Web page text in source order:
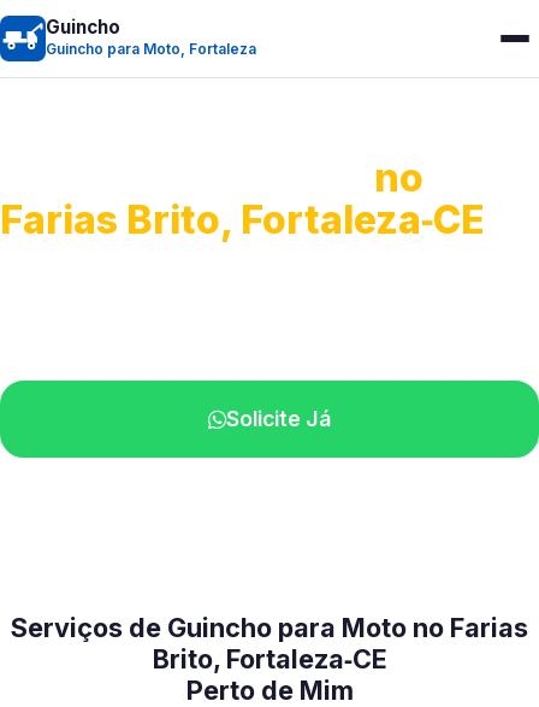
Guincho
Guincho para Moto, Fortaleza
no
Farias Brito, Fortaleza‑CE
Solicite Já
Serviços de Guincho para Moto no Farias
Brito, Fortaleza‑CE
Perto de Mim